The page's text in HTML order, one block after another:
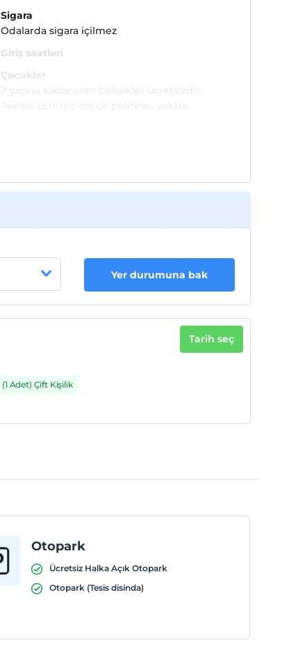
Sigara
Odalarda sigara içilmez
Giriş saatleri
Çocuklar
Yer durumuna bak
(1 Adet) Çift Kişilik
Tarih seç
Otopark
Ücretsiz Halka Açık Otopark
Otopark (Tesis disinda)